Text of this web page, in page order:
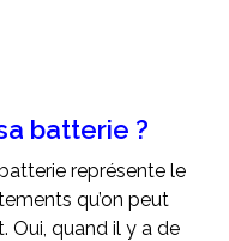
batterie ?
représente le
qu’on peut
Oui, quand il y a de